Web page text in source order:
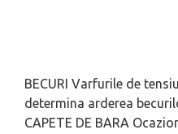
BECURI Varfurile de
determina arderea
CAPETE DE BARA